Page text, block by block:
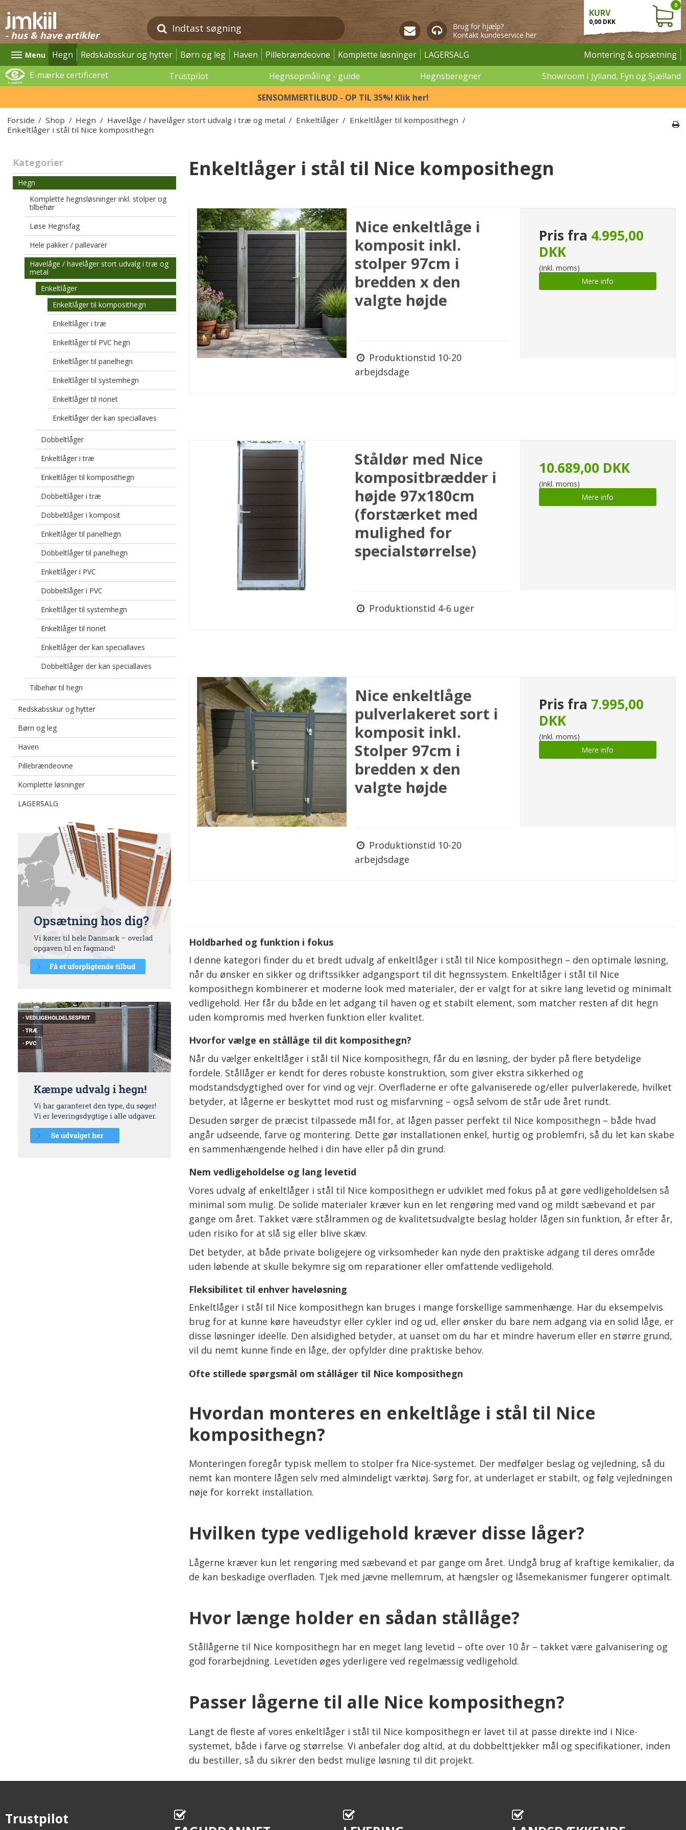
- hus & have artikler
Brug for hjælp?
Kontakt kundeservice her
KURV
0,00 DKK
0
Menu Hegn Redskabsskur og hytter Børn og leg Haven Pillebrændeovne Komplette løsninger LAGERSALG
Montering & opsætning
E-mærke certificeret
Trustpilot Hegnsopmåling - guide Hegnsberegner
Showroom i Jylland, Fyn og Sjælland
SENSOMMERTILBUD - OP TIL 35%! Klik her!
Forside / Shop / Hegn / Havelåge / havelåger stort udvalg i træ og metal / Enkeltlåger / Enkeltlåger til komposithegn /
Enkeltlåger i stål til Nice komposithegn
Kategorier
Hegn
Komplette hegnsløsninger inkl. stolper og
tilbehør
Løse Hegnsfag
Hele pakker / pallevarer
Havelåge / havelåger stort udvalg i træ og
metal
Enkeltlåger
Enkeltlåger til komposithegn
Enkeltlåger i træ
Enkeltlåger til PVC hegn
Enkeltlåger til panelhegn
Enkeltlåger til systemhegn
Enkeltlåger til rionet
Enkeltlåger der kan speciallaves
Dobbeltlåger
Enkeltlåger i træ
Enkeltlåger til komposithegn
Dobbeltlåger i træ
Dobbeltlåger i komposit
Enkeltlåger til panelhegn
Dobbeltlåger til panelhegn
Enkeltlåger i PVC
Dobbeltlåger i PVC
Enkeltlåger til systemhegn
Enkeltlåger til rionet
Enkeltlåger der kan speciallaves
Dobbeltlåger der kan speciallaves
Tilbehør til hegn
Redskabsskur og hytter
Børn og leg
Haven
Pillebrændeovne
Komplette løsninger
LAGERSALG
Enkeltlåger i stål til Nice komposithegn
Nice enkeltlåge i
komposit inkl.
stolper 97cm i
bredden x den
valgte højde
Produktionstid 10-20
arbejdsdage
Pris fra 4.995,00
DKK
(Inkl. moms)
Mere info
Ståldør med Nice
kompositbrædder i
højde 97x180cm
(forstærket med
mulighed for
specialstørrelse)
Produktionstid 4-6 uger
10.689,00 DKK
(Inkl. moms)
Mere info
Nice enkeltlåge
pulverlakeret sort i
komposit inkl.
Stolper 97cm i
bredden x den
valgte højde
Produktionstid 10-20
arbejdsdage
Pris fra 7.995,00
DKK
(Inkl. moms)
Mere info
Holdbarhed og funktion i fokus
I denne kategori finder du et bredt udvalg af enkeltlåger i stål til Nice komposithegn – den optimale løsning,
når du ønsker en sikker og driftssikker adgangsport til dit hegnssystem. Enkeltlåger i stål til Nice
komposithegn kombinerer et moderne look med materialer, der er valgt for at sikre lang levetid og minimalt
vedligehold. Her får du både en let adgang til haven og et stabilt element, som matcher resten af dit hegn
uden kompromis med hverken funktion eller kvalitet.
Hvorfor vælge en stållåge til dit komposithegn?
Når du vælger enkeltlåger i stål til Nice komposithegn, får du en løsning, der byder på flere betydelige
fordele. Stållåger er kendt for deres robuste konstruktion, som giver ekstra sikkerhed og
modstandsdygtighed over for vind og vejr. Overfladerne er ofte galvaniserede og/eller pulverlakerede, hvilket
betyder, at lågerne er beskyttet mod rust og misfarvning – også selvom de står ude året rundt.
Desuden sørger de præcist tilpassede mål for, at lågen passer perfekt til Nice komposithegn – både hvad
angår udseende, farve og montering. Dette gør installationen enkel, hurtig og problemfri, så du let kan skabe
en sammenhængende helhed i din have eller på din grund.
Nem vedligeholdelse og lang levetid
Vores udvalg af enkeltlåger i stål til Nice komposithegn er udviklet med fokus på at gøre vedligeholdelsen så
minimal som mulig. De solide materialer kræver kun en let rengøring med vand og mildt sæbevand et par
gange om året. Takket være stålrammen og de kvalitetsudvalgte beslag holder lågen sin funktion, år efter år,
uden risiko for at slå sig eller blive skæv.
Det betyder, at både private boligejere og virksomheder kan nyde den praktiske adgang til deres område
uden løbende at skulle bekymre sig om reparationer eller omfattende vedligehold.
Fleksibilitet til enhver haveløsning
Enkeltlåger i stål til Nice komposithegn kan bruges i mange forskellige sammenhænge. Har du eksempelvis
brug for at kunne køre haveudstyr eller cykler ind og ud, eller ønsker du bare nem adgang via en solid låge, er
disse løsninger ideelle. Den alsidighed betyder, at uanset om du har et mindre haverum eller en større grund,
vil du nemt kunne finde en låge, der opfylder dine praktiske behov.
Ofte stillede spørgsmål om stållåger til Nice komposithegn
Hvordan monteres en enkeltlåge i stål til Nice
komposithegn?
Monteringen foregår typisk mellem to stolper fra Nice-systemet. Der medfølger beslag og vejledning, så du
nemt kan montere lågen selv med almindeligt værktøj. Sørg for, at underlaget er stabilt, og følg vejledningen
nøje for korrekt installation.
Hvilken type vedligehold kræver disse låger?
Lågerne kræver kun let rengøring med sæbevand et par gange om året. Undgå brug af kraftige kemikalier, da
de kan beskadige overfladen. Tjek med jævne mellemrum, at hængsler og låsemekanismer fungerer optimalt.
Hvor længe holder en sådan stållåge?
Stållågerne til Nice komposithegn har en meget lang levetid – ofte over 10 år – takket være galvanisering og
god forarbejdning. Levetiden øges yderligere ved regelmæssig vedligehold.
Passer lågerne til alle Nice komposithegn?
Langt de fleste af vores enkeltlåger i stål til Nice komposithegn er lavet til at passe direkte ind i Nice-
systemet, både i farve og størrelse. Vi anbefaler dog altid, at du dobbelttjekker mål og specifikationer, inden
du bestiller, så du sikrer den bedst mulige løsning til dit projekt.
Trustpilot